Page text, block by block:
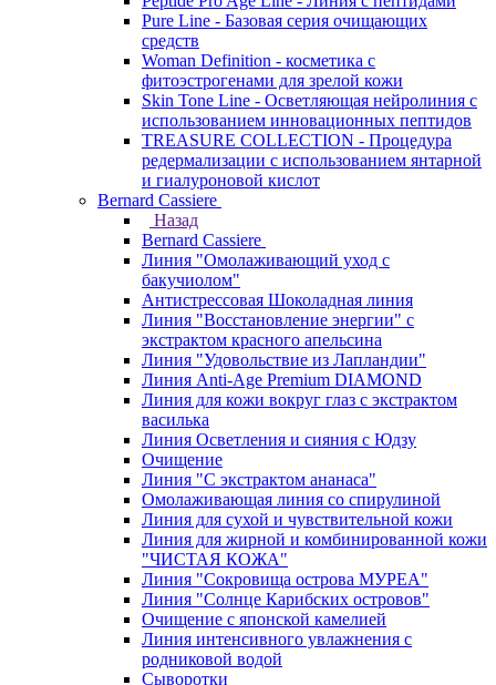
Pure Line - Базовая серия очищающих
средств
Woman Definition - косметика с
фитоэстрогенами для зрелой кожи
Skin Tone Line - Осветляющая нейролиния с
использованием инновационных пептидов
TREASURE COLLECTION - Процедура
редермализации с использованием янтарной
и гиалуроновой кислот
Bernard Cassiere
Назад
Bernard Cassiere
Линия "Омолаживающий уход с
бакучиолом"
Антистрессовая Шоколадная линия
Линия "Восстановление энергии" с
экстрактом красного апельсина
Линия "Удовольствие из Лапландии"
Линия Anti-Age Premium DIAMOND
Линия для кожи вокруг глаз с экстрактом
василька
Линия Осветления и сияния с Юдзу
Очищение
Линия "С экстрактом ананаса"
Омолаживающая линия со спирулиной
Линия для сухой и чувствительной кожи
Линия для жирной и комбинированной кожи
"ЧИСТАЯ КОЖА"
Линия "Сокровища острова МУРЕА"
Линия "Солнце Карибских островов"
Очищение с японской камелией
Линия интенсивного увлажнения с
родниковой водой
Сыворотки